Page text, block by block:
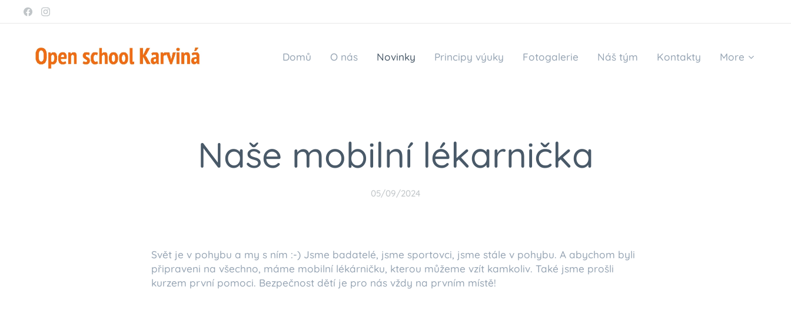
Domů O nás Novinky Principy výuky Fotogalerie Náš tým Kontakty More
Naše mobilní lékarnička
05/09/2024
Svět je v pohybu a my s ním :-) Jsme badatelé, jsme sportovci, jsme stále v pohybu. A abychom byli
připraveni na všechno, máme mobilní lékárničku, kterou můžeme vzít kamkoliv. Také jsme prošli
kurzem první pomoci. Bezpečnost dětí je pro nás vždy na prvním místě!